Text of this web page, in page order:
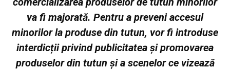
va fi majorată. Pentru a preveni accesul
minorilor la produse din tutun, vor fi introduse
interdicții privind publicitatea și promovarea
produselor din tutun și a scenelor ce vizează